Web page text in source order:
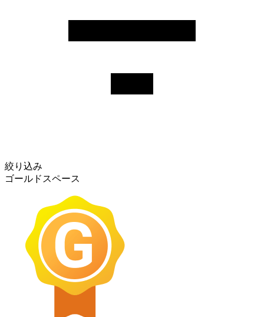
絞り込み
ゴールドスペース